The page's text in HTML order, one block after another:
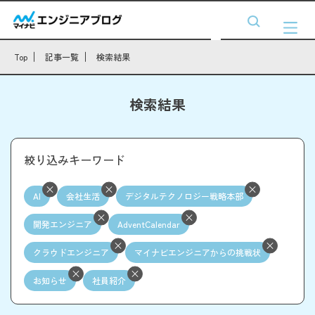
Top 記事一覧 検索結果
検索結果
絞り込みキーワード
AI 会社生活 デジタルテクノロジー戦略本部
開発エンジニア AdventCalendar
クラウドエンジニア マイナビエンジニアからの挑戦状
お知らせ 社員紹介